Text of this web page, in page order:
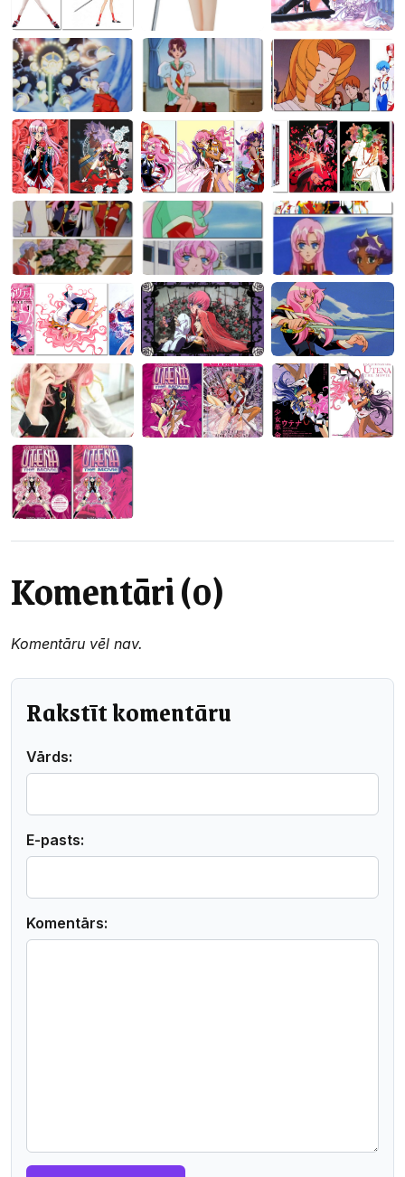
Komentāri (0)
Komentāru vēl nav.
Rakstīt komentāru
Vārds:
E-pasts:
Komentārs: